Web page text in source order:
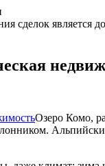
сделок является
Озеро Комо,